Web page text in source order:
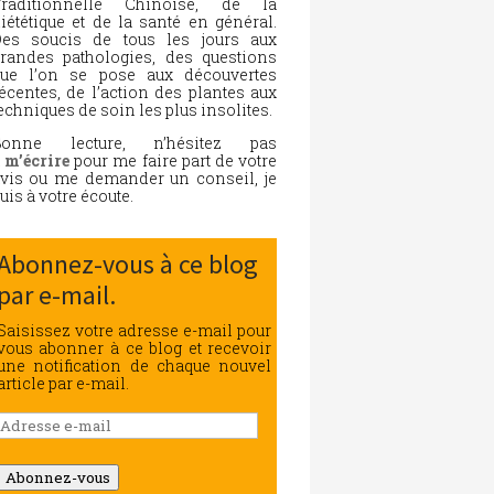
et de la santé en général.
soucis de tous les jours aux
pathologies, des questions
l’on se pose aux découvertes
de l’action des plantes aux
de soin les plus insolites.
lecture, n’hésitez pas
m’écrire pour me faire part de votre
ou me demander un conseil, je
à votre écoute.
vous à ce blog
par e-mail.
votre adresse e-mail pour
abonner à ce blog et recevoir
notification de chaque nouvel
par e-mail.
Abonnez-vous